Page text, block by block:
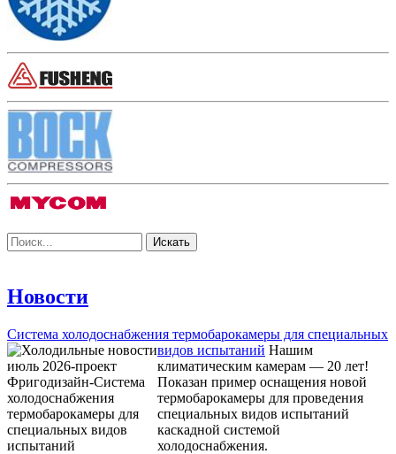
Новости
Система холодоснабжения термобарокамеры для специальных
видов испытаний Нашим
климатическим камерам — 20 лет!
Показан пример оснащения новой
термобарокамеры для проведения
специальных видов испытаний
каскадной системой
холодоснабжения.